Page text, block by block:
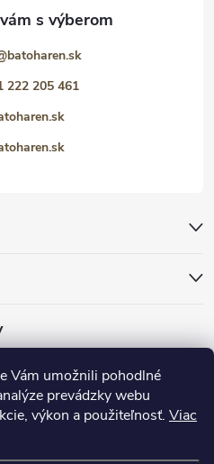
Vám umožnili pohodlné
prevádzky webu
výkon a použiteľnosť. Viac
batoharen.sk
222 205 461